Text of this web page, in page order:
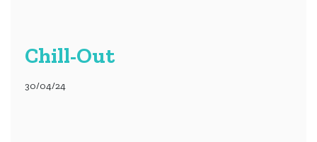
Chill-Out
30/04/24